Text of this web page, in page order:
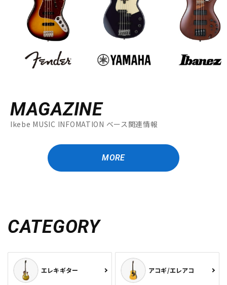
MAGAZINE
Ikebe MUSIC INFOMATION ベース関連情報
MORE
CATEGORY
エレキギター アコギ/エレアコ